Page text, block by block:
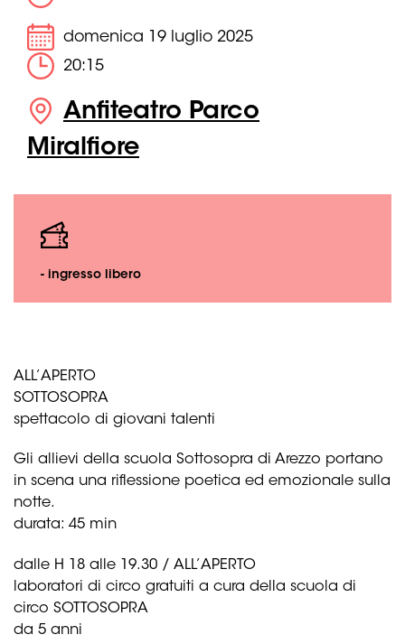
domenica 19 luglio 2025
20:15
Anfiteatro Parco
Miralfiore
- ingresso libero
ALL’APERTO
SOTTOSOPRA
spettacolo di giovani talenti
Gli allievi della scuola Sottosopra di Arezzo portano
in scena una riflessione poetica ed emozionale sulla
notte.
durata: 45 min
dalle H 18 alle 19.30 / ALL’APERTO
laboratori di circo gratuiti a cura della scuola di
circo SOTTOSOPRA
da 5 anni